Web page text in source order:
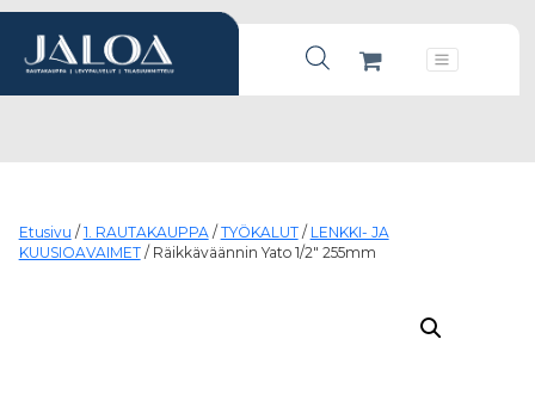
Products search
Päävalikko
Etusivu / 1. RAUTAKAUPPA/ TYÖKALUT/ LENKKI- JA
KUUSIOAVAIMET/ Räikkäväännin Yato 1/2″ 255mm